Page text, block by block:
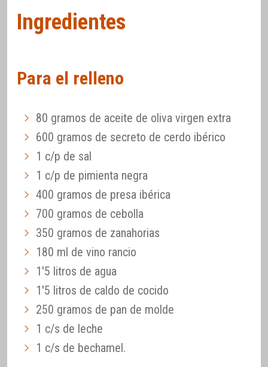
Ingredientes
Para el relleno
80 gramos de aceite de oliva virgen extra
600 gramos de secreto de cerdo ibérico
1 c/p de sal
1 c/p de pimienta negra
400 gramos de presa ibérica
700 gramos de cebolla
350 gramos de zanahorias
180 ml de vino rancio
1'5 litros de agua
1'5 litros de caldo de cocido
250 gramos de pan de molde
1 c/s de leche
1 c/s de bechamel.